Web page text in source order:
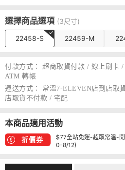
選擇商品選項 (3尺寸)
22458-S 22459-M
付款方式：
超商取貨付款 / 線上刷卡
ATM 轉帳
運送方式：
常溫7-ELEVEN店到店取
店取貨不付款 / 宅配
本商品適用活動
折價券
$77全站免運-超取常溫-
0-8/12)